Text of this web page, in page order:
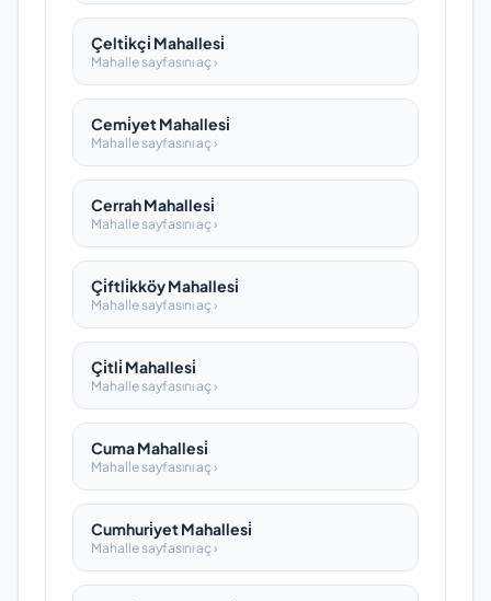
Çelti̇kçi̇ Mahallesi̇
Mahalle sayfasını aç ›
Cemi̇yet Mahallesi̇
Mahalle sayfasını aç ›
Cerrah Mahallesi̇
Mahalle sayfasını aç ›
Çi̇ftli̇kköy Mahallesi̇
Mahalle sayfasını aç ›
Çi̇tli̇ Mahallesi̇
Mahalle sayfasını aç ›
Cuma Mahallesi̇
Mahalle sayfasını aç ›
Cumhuri̇yet Mahallesi̇
Mahalle sayfasını aç ›